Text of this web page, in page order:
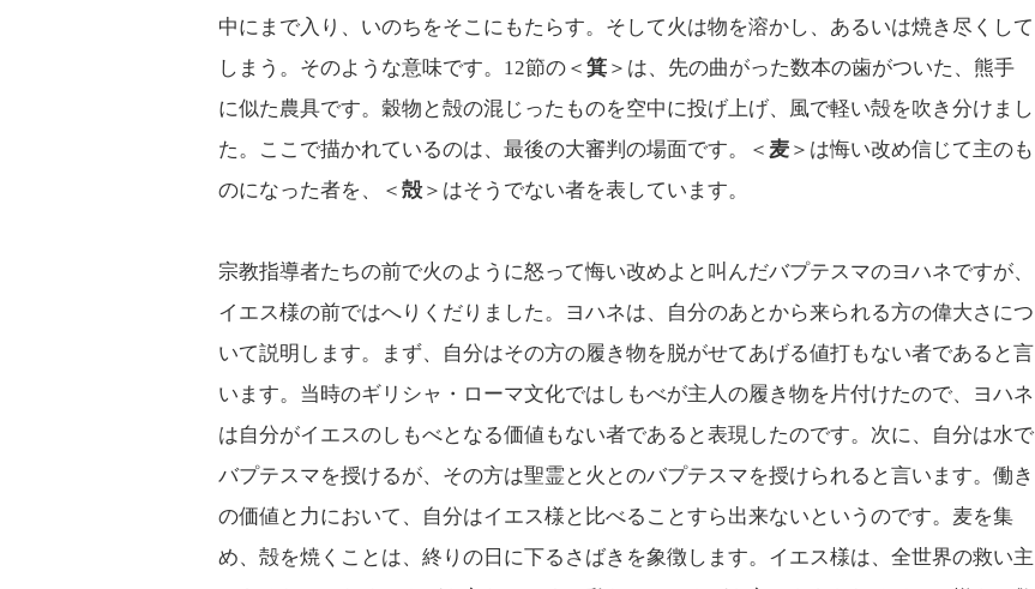
中にまで入り、いのちをそこにもたらす。そして火は物を溶かし、あるいは焼き尽くして
しまう。そのような意味です。12節の＜ 箕 ＞は、先の曲がった数本の歯がついた、熊手
に似た農具です。穀物と殻の混じったものを空中に投げ上げ、風で軽い殻を吹き分けまし
た。ここで描かれているのは、最後の大審判の場面です。＜ 麦 ＞は悔い改め信じて主のも
のになった者を、＜ 殻＞はそうでない者を表しています。
宗教指導者たちの前で火のように怒って悔い改めよと叫んだバプテスマのヨハネですが、
イエス様の前ではへりくだりました。ヨハネは、自分のあとから来られる方の偉大さにつ
いて説明します。まず、自分はその方の履き物を脱がせてあげる値打もない者であると言
います。当時のギリシャ・ローマ文化ではしもべが主人の履き物を片付けたので、ヨハネ
は自分がイエスのしもべとなる価値もない者であると表現したのです。次に、自分は水で
バプテスマを授けるが、その方は聖霊と火とのバプテスマを授けられると言います。働き
の価値と力において、自分はイエス様と比べることすら出来ないというのです。麦を集
め、殻を焼くことは、終りの日に下るさばきを象徴します。イエス様は、全世界の救い主